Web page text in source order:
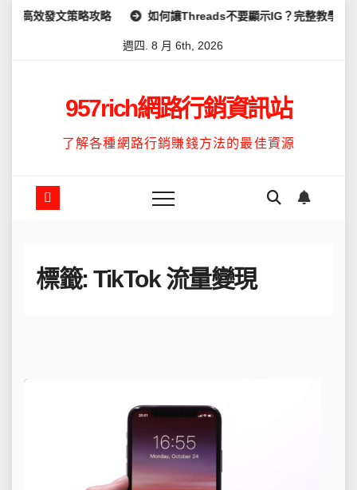
Skip
效發文策略攻略 如何讓Threads不要顯示IG？完整教學：高效
週四. 8 月 6th, 2026
957rich網路行銷資訊站
了解各種網路行銷賺錢方法的最佳資源
標籤: TikTok 流量變現